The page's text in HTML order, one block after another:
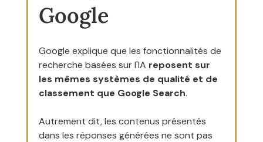
Google
Google explique que les fonctionnalités de
recherche basées sur l'IA reposent sur
les mêmes systèmes de qualité et de
classement que Google Search.
Autrement dit, les contenus présentés
dans les réponses générées ne sont pas